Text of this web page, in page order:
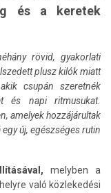
és a keretek
rövid, gyakorlati
plusz kilók miatt
csupán szeretnék
és napi ritmusukat.
amelyek hozzájárultak
új, egészséges rutin
melyben a
való közlekedési